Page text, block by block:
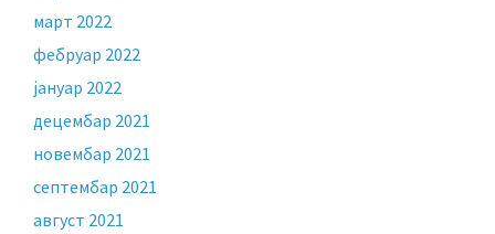
март 2022
фебруар 2022
јануар 2022
децембар 2021
новембар 2021
септембар 2021
август 2021